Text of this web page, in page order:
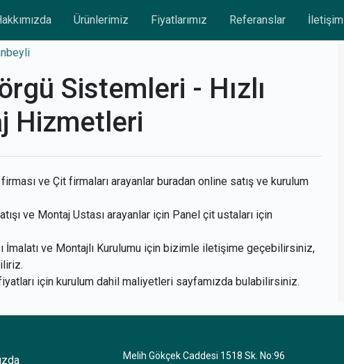
Ürünlerimiz Fiyatlarımız Referanslar İletişim
Sistemleri - Hızlı
Hizmetleri
ve Çit firmaları arayanlar buradan online satış ve kurulum
ve Montaj Ustası arayanlar için Panel çit ustaları için
İmalatı ve Montajlı Kurulumu için bizimle iletişime geçebilirsiniz,
için kurulum dahil maliyetleri sayfamızda bulabilirsiniz.
Melih Gökçek Caddesi 1518 Sk. No:96